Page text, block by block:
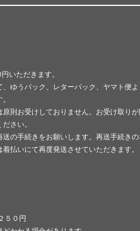
いただきます。
、ゆうパック、レターパック、ヤマト便
原則お受けしておりません。お受け取り
さい。
送の手続きをお願いします。再送手続きの
払いにて再度発送させていただきます。
５０円